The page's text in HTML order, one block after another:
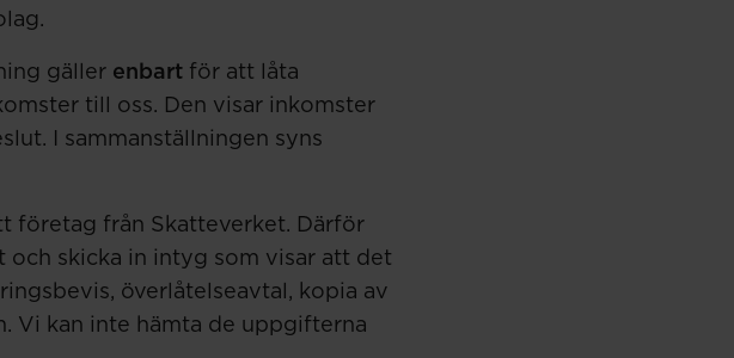
gäller enbartför att låta
till oss. Den visar inkomster
I sammanställningen syns
företag från Skatteverket. Därför
skicka in intyg som visar att det
överlåtelseavtal, kopia av
Vi kan inte hämta de uppgifterna